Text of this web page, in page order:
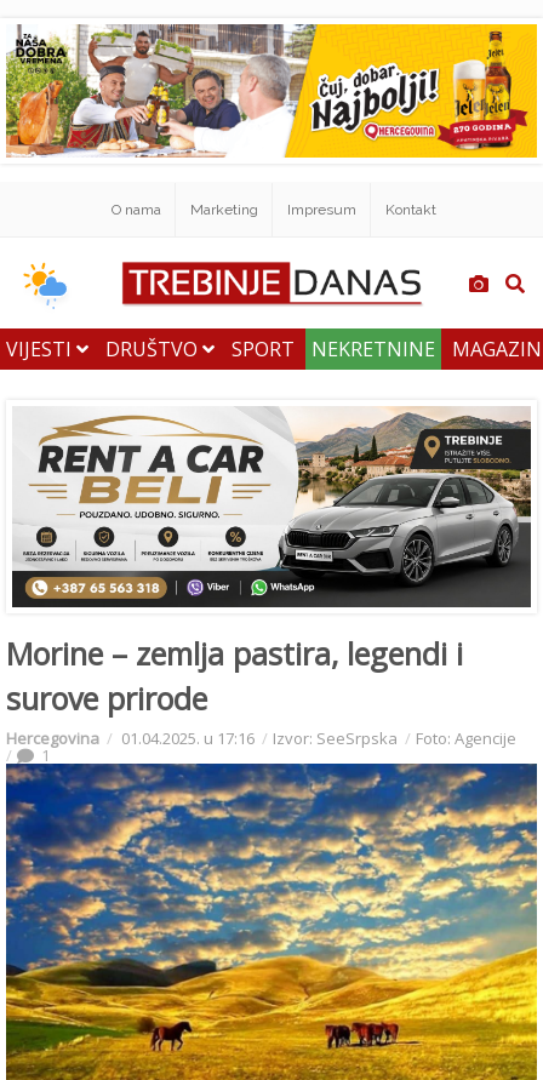
O nama Marketing Impresum Kontakt
VIJESTI DRUŠTVO SPORT NEKRETNINE
Morine – zemlja pastira, legendi i
surove prirode
Hercegovina 01.04.2025. u 17:16 Izvor: SeeSrpska Foto: Agencije
1